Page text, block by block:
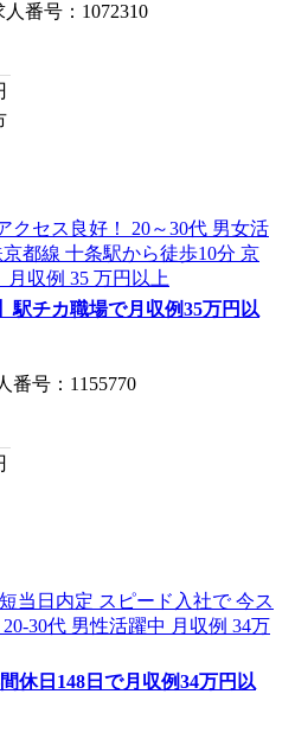
番号：1072310
チカ職場で月収例35万円以
号：1155770
休日148日で月収例34万円以